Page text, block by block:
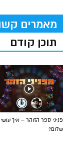
מאמרים
תוכן קודם
פניני ספר הזוהר – איך
שלום?